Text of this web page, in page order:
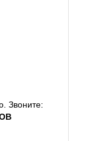
Звоните: